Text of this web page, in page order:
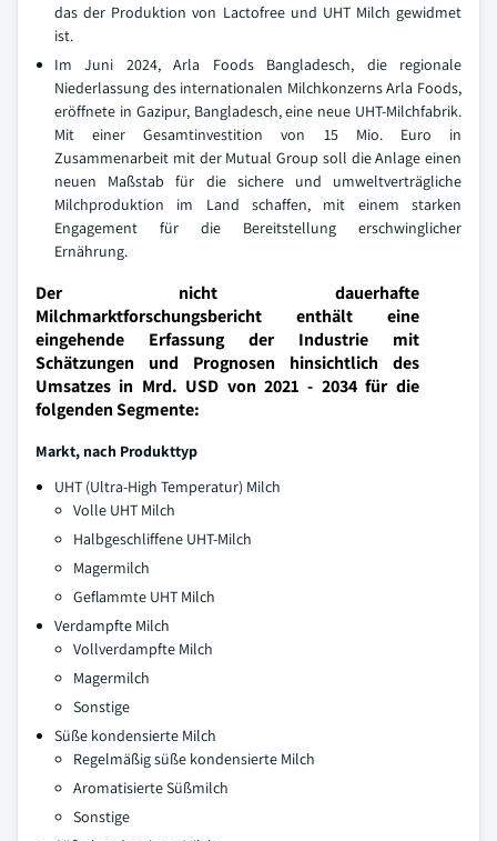
das der Produktion von Lactofree und UHT Milch gewidmet
ist.
Im Juni 2024, Arla Foods Bangladesch, die regionale
Niederlassung des internationalen Milchkonzerns Arla Foods,
eröffnete in Gazipur, Bangladesch, eine neue UHT-Milchfabrik.
Mit einer Gesamtinvestition von 15 Mio. Euro in
Zusammenarbeit mit der Mutual Group soll die Anlage einen
neuen Maßstab für die sichere und umweltverträgliche
Milchproduktion im Land schaffen, mit einem starken
Engagement für die Bereitstellung erschwinglicher
Ernährung.
Der nicht dauerhafte
Milchmarktforschungsbericht enthält eine
eingehende Erfassung der Industrie mit
Schätzungen und Prognosen hinsichtlich des
Umsatzes in Mrd. USD von 2021 - 2034 für die
folgenden Segmente:
Markt, nach Produkttyp
UHT (Ultra-High Temperatur) Milch
Volle UHT Milch
Halbgeschliffene UHT-Milch
Magermilch
Geflammte UHT Milch
Verdampfte Milch
Vollverdampfte Milch
Magermilch
Sonstige
Süße kondensierte Milch
Regelmäßig süße kondensierte Milch
Aromatisierte Süßmilch
Sonstige